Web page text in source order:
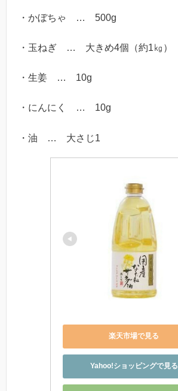
・かぼちゃ … 500g
・玉ねぎ … 大きめ4個（約1㎏）
・生姜 … 10g
・にんにく … 10g
・油 … 大さじ1
楽天市場で見る
Yahoo!ショッピングで見る